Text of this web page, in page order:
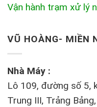
Vận hành trạm xử lý
VŨ HOÀNG- MIỀN
Nhà Máy :
Lô 109, đường số 5,
Trung III, Trảng